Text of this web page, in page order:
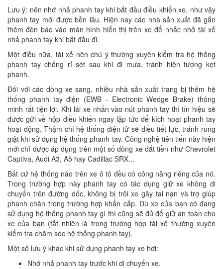
Lưu ý: nên nhớ nhả phanh tay khi bắt đầu điều khiển xe, như vậy
phanh tay mới được bền lâu. Hiện nay các nhà sản xuất đã gắn
thêm đèn báo vào màn hình hiển thị trên xe để nhắc nhở tài xế
nhả phanh tay khi bắt đầu đi.
Một điều nữa, tài xế nên chú ý thường xuyên kiểm tra hệ thống
phanh tay chống rỉ sét sau khi đi mưa, tránh hiện tượng kẹt
phanh.
Đối với các dòng xe sang, nhiều nhà sản xuất trang bị thêm hệ
thống phanh tay điện (EWB - Electronic Wedge Brake) thông
minh rất tiện lợi. Khi lái xe nhấn vào nút phanh tay thì tín hiệu sẽ
được gửi về hộp điều khiển ngay lập tức để kích hoạt phanh tay
hoạt động. Thậm chí hệ thống điện tử sẽ điều tiết lực, tránh rung
giật khi sử dụng hệ thống phanh tay. Công nghệ tiên tiến này hiện
mới chỉ được áp dụng trên một số dòng xe đắt tiền như Chevrolet
Captiva, Audi A3, A5 hay Cadillac SRX...
Bất cứ hệ thống nào trên xe ô tô đều có công năng riêng của nó.
Trong trường hợp này phanh tay có tác dụng giữ xe không di
chuyển trên đường dốc, không bị trôi xe gây tai nạn và trợ giúp
phanh chân trong trường hợp khẩn cấp. Dù xe của bạn có đang
sử dụng hệ thống phanh tay gì thì cũng sẽ đủ để giữ an toàn cho
xe của bạn (tất nhiên là trong trường hợp tài xế thường xuyên
kiểm tra chăm sóc hệ thống phanh tay).
Một số lưu ý khác khi sử dụng phanh tay xe hơi:
Nhớ nhả phanh tay trước khi di chuyển xe.